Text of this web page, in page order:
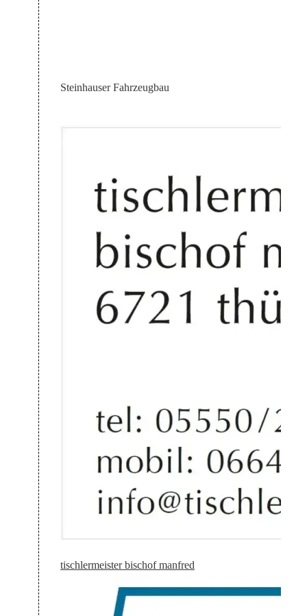
Steinhauser Fahrzeugbau
tischlermeister bischof manfred